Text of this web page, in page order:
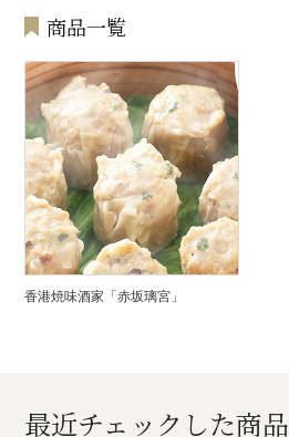
商品一覧
香港焼味酒家「赤坂璃宮」
最近チェックした商品